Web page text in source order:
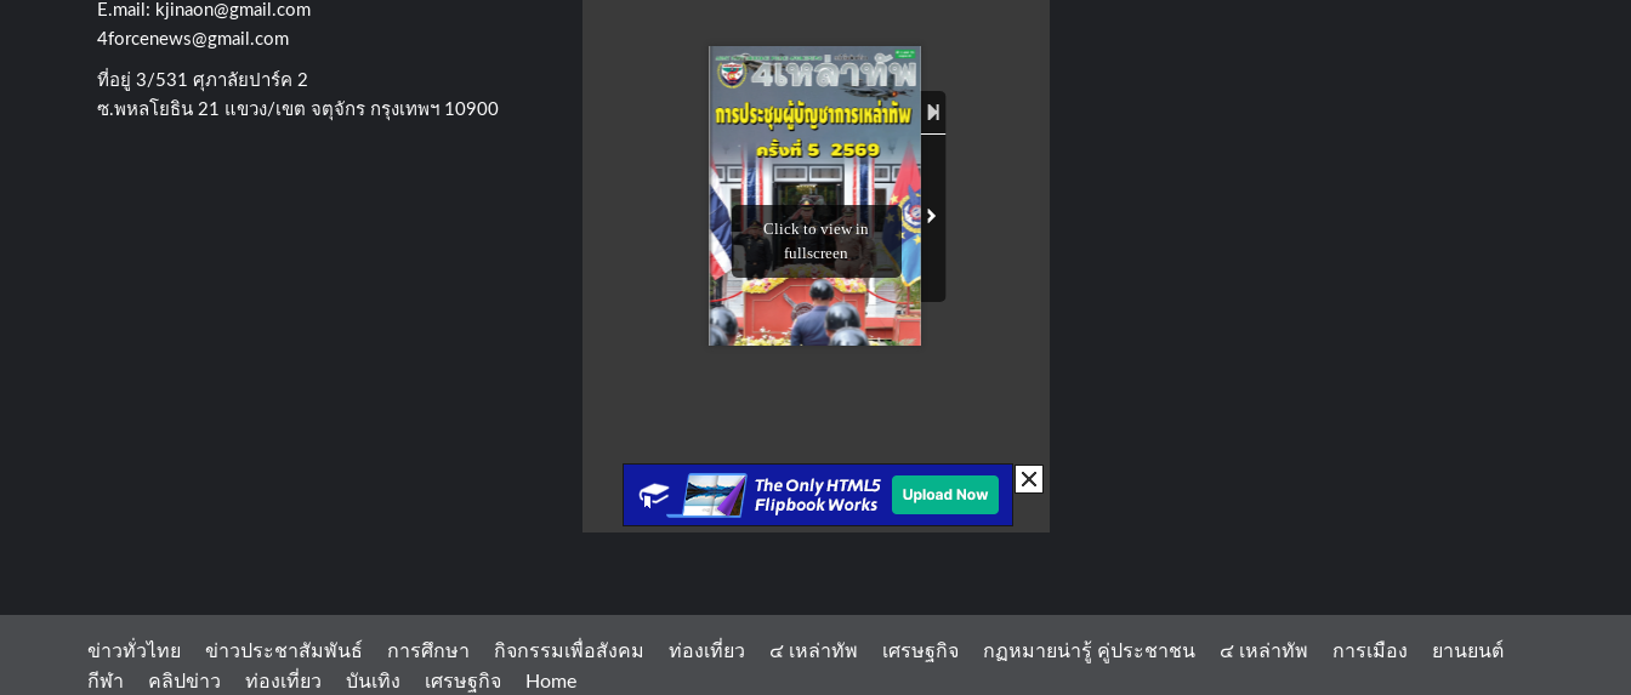
E.mail: kjinaon@gmail.com
4forcenews@gmail.com
ที่อยู่​ 3/531​ ศุภาลัยปาร์ค​ 2
ซ.พหลโยธิน​ 21​ แขวง/เขต​ จตุจักร​ กรุงเทพฯ 10900
ข่าวทั่วไทย ข่าวประชาสัมพันธ์ การศึกษา กิจกรรมเพื่อสังคม ท่องเที่ยว ๔ เหล่าทัพ เศรษฐกิจ กฏหมายน่ารู้ คู่ประชาชน ๔ เหล่าทัพ การเมือง
ยานยนต์
กีฬา
คลิปข่าว ท่องเที่ยว บันเทิง เศรษฐกิจ Home